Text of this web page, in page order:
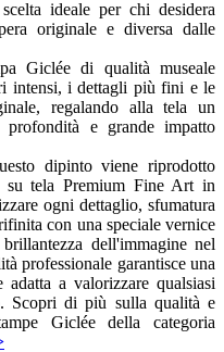
ideale per chi desidera
originale e diversa dalle
Giclée di qualità museale
intensi, i dettagli più fini e le
regalando alla tela un
e grande impatto
dipinto viene riprodotto
su tela Premium Fine Art in
ogni dettaglio, sfumatura
con una speciale vernice
dell'immagine nel
professionale garantisce una
adatta a valorizzare qualsiasi
Scopri di più sulla qualità e
Giclée della categoria